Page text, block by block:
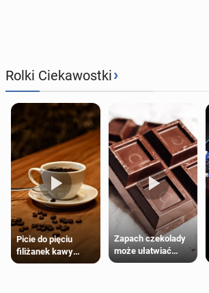
Rolki Ciekawostki›
Picie do pięciu
filiżanek kawy
dziennie jest
Zapach czekolady
może ułatwiać
trening siłowy